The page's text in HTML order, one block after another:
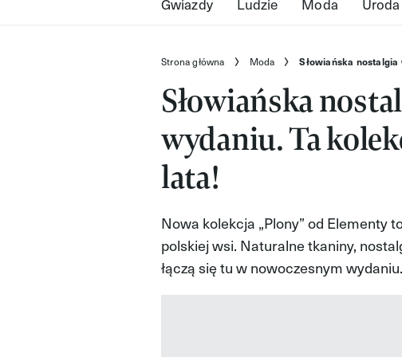
Strona główna Moda Słowiańska
Słowiańska
wydaniu. Ta
lata!
Nowa kolekcja „Plony” od Elementy
polskiej wsi. Naturalne tkaniny,
łączą się tu w nowoczesnym wydaniu.